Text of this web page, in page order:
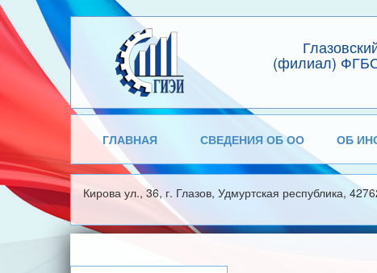
(филиал)
ГЛАВНАЯ СВЕДЕНИЯ ОБ ОО ОБ
Кирова ул., 36, г. Глазов, Удмуртская республика,